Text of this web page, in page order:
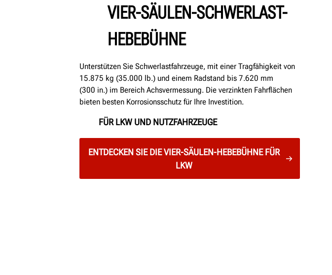
VIER-SÄULEN-SCHWERLAST-
HEBEBÜHNE
Unterstützen Sie Schwerlastfahrzeuge, mit einer Tragfähigkeit von
15.875 kg (35.000 lb.) und einem Radstand bis 7.620 mm
(300 in.) im Bereich Achsvermessung. Die verzinkten Fahrflächen
bieten besten Korrosionsschutz für Ihre Investition.
FÜR LKW UND NUTZFAHRZEUGE
ENTDECKEN SIE DIE VIER-SÄULEN-HEBEBÜHNE FÜR
LKW